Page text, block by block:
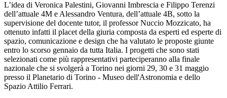
L’idea di Veronica Palestini, Giovanni Imbrescia e Filippo Terenzi
dell’attuale 4M e Alessandro Ventura, dell’attuale 4B, sotto la
supervisione del docente tutor, il professor Nuccio Mozzicato, ha
ottenuto infatti il placet della giuria composta da esperti ed esperte di
spazio, comunicazione e design che ha valutato le proposte giunte
entro lo scorso gennaio da tutta Italia. I progetti che sono stati
selezionati come più rappresentativi parteciperanno alla finale
nazionale che si svolgerà a Torino nei giorni 29, 30 e 31 maggio
presso il Planetario di Torino - Museo dell'Astronomia e dello
Spazio Attilio Ferrari.